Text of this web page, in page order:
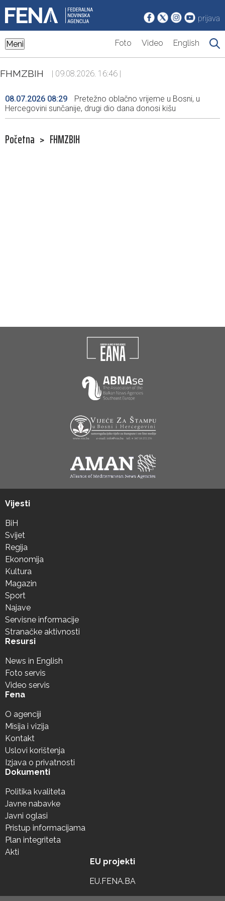
prijava
Meni Foto Video English
FHMZBIH | 09.08.2026. 16:46 |
08.07.2026 08:29
Pretežno oblačno vrijeme u Bosni, u
Hercegovini sunčanije, drugi dio dana donosi kišu
Početna > FHMZBIH
Vijesti
BiH
Svijet
Regija
Ekonomija
Kultura
Magazin
Sport
Najave
Servisne informacije
Stranačke aktivnosti
Resursi
News in English
Foto servis
Video servis
Fena
O agenciji
Misija i vizija
Kontakt
Uslovi korištenja
Izjava o privatnosti
Dokumenti
Politika kvaliteta
Javne nabavke
Javni oglasi
Pristup informacijama
Plan integriteta
Akti
EU projekti
EU.FENA.BA